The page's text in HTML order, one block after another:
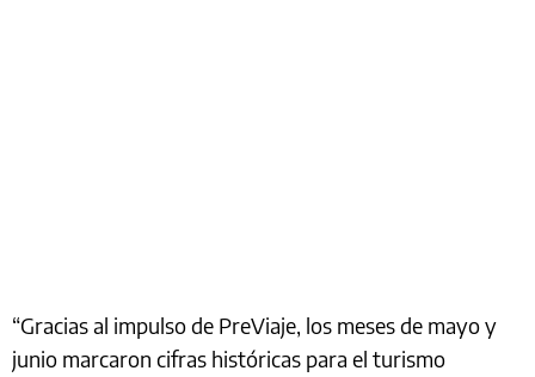
“Gracias al impulso de PreViaje, los meses de mayo y
junio marcaron cifras históricas para el turismo